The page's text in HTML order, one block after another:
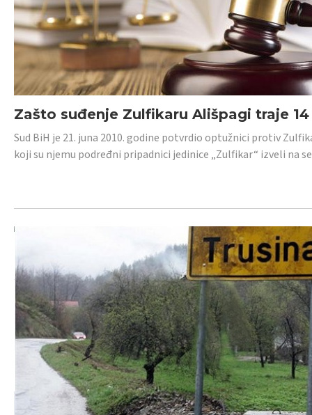
Zašto suđenje Zulfikaru Ališpagi traje
Sud BiH je 21. juna 2010. godine potvrdio optužnici protiv
koji su njemu podređni pripadnici jedinice „Zulfikar“ izveli na